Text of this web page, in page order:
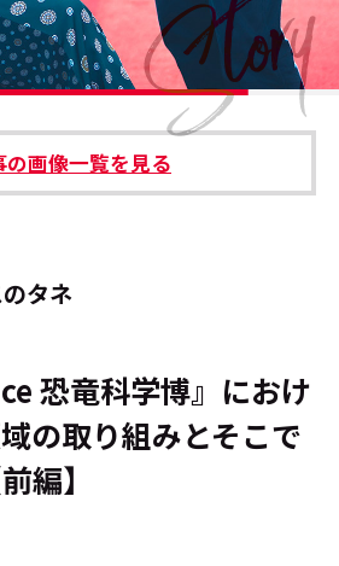
プライバシーポリシー
あたって Cookie Settings
の画像一覧を見る
タネ
恐竜科学博』におけ
の取り組みとそこで
編】